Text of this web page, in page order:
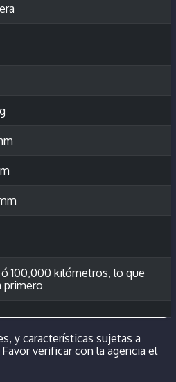
100,000 kilómetros, lo que
primero
y características sujetas a
verificar con la agencia el